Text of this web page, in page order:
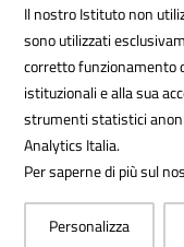
Il nostro Istituto non
sono utilizzati
corretto funzionamento
istituzionali e alla sua
strumenti statistici
Analytics Italia.
Per saperne di più sul
Personalizza